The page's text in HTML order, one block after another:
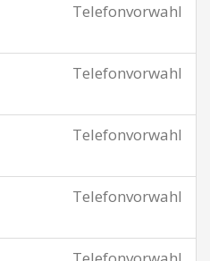
Telefonvorwahl
Telefonvorwahl
Telefonvorwahl
Telefonvorwahl